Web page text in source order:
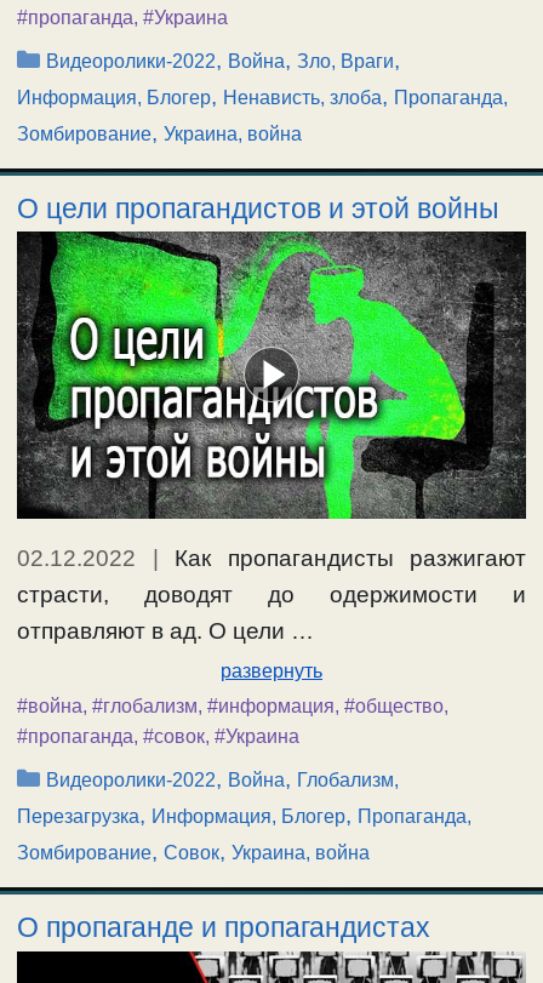
#пропаганда, #Украина
Рубрики
Видеоролики-2022, Война,Зло, Враги,
Информация, Блогер, Ненависть, злоба, Пропаганда,
Зомбирование, Украина, война
О цели пропагандистов и этой войны
02.12.2022
Как пропагандисты разжигают
страсти, доводят до одержимости и
отправляют в ад. О цели …
развернуть
#война, #глобализм, #информация, #общество,
#пропаганда, #совок, #Украина
Рубрики
Видеоролики-2022, Война, Глобализм,
Перезагрузка, Информация, Блогер, Пропаганда,
Зомбирование, Совок, Украина, война
О пропаганде и пропагандистах